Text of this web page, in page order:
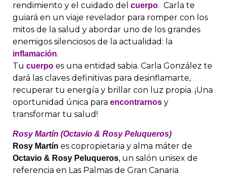
rendimiento y el cuidado del cuerpo. Carla te
guiará en un viaje revelador para romper con los
mitos de la salud y abordar uno de los grandes
enemigos silenciosos de la actualidad: la
inflamación.
Tu cuerpo es una entidad sabia. Carla González te
dará las claves definitivas para desinflamarte,
recuperar tu energía y brillar con luz propia. ¡Una
oportunidad única para encontrarnos y
transformar tu salud!
Rosy Martín (Octavio & Rosy Peluqueros)
Rosy Martín es copropietaria y alma máter de
Octavio & Rosy Peluqueros, un salón unisex de
referencia en Las Palmas de Gran Canaria